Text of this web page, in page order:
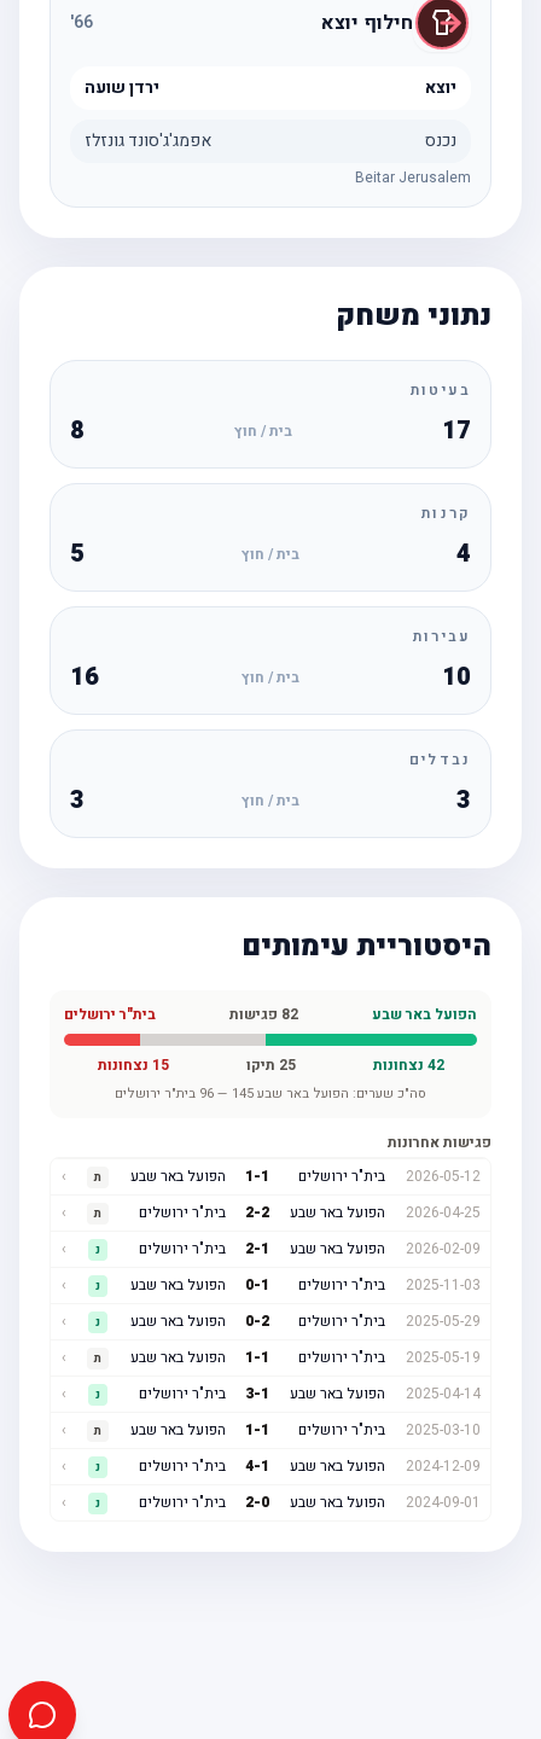
חילוף יוצא 66
'
יוצא ירדן שועה
נכנס אפמג'ג'סונד גונזלז
Beitar Jerusalem
נתוני משחק
בעיטות
17 בית / חוץ
קרנות
בית / חוץ
עבירות
10 בית / חוץ 16
נבדלים
בית / חוץ
היסטוריית עימותים
הפועל באר שבע 82פגישות בית"ר ירושלים
42נצחונות 25תיקו 15נצחונות
סה"כ שערים:הפועל באר שבע145
—
96 בית"ר ירושלים
פגישות אחרונות
2026-05-12
בית"ר ירושלים 1 הפועל באר שבע
2026-04-25
הפועל באר שבע 2 בית"ר ירושלים
2026-02-09
הפועל באר שבע 2 בית"ר ירושלים
2025-11-03
בית"ר ירושלים 0 הפועל באר שבע
2025-05-29
בית"ר ירושלים 0 הפועל באר שבע
2025-05-19
בית"ר ירושלים 1 הפועל באר שבע
2025-04-14
הפועל באר שבע 3 בית"ר ירושלים
2025-03-10
בית"ר ירושלים 1 הפועל באר שבע
2024-12-09
הפועל באר שבע 4 בית"ר ירושלים
2024-09-01
הפועל באר שבע 2 בית"ר ירושלים